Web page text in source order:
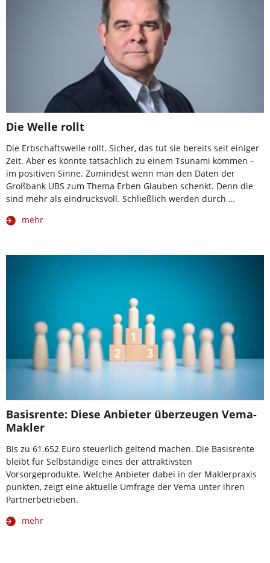
Die Welle rollt
Die Erbschaftswelle rollt. Sicher, das tut sie bereits seit einiger
Zeit. Aber es könnte tatsächlich zu einem Tsunami kommen –
im positiven Sinne. Zumindest wenn man den Daten der
Großbank UBS zum Thema Erben Glauben schenkt. Denn die
sind mehr als eindrucksvoll. Schließlich werden durch …
mehr
Basisrente: Diese Anbieter überzeugen Vema-
Makler
Bis zu 61.652 Euro steuerlich geltend machen. Die Basisrente
bleibt für Selbständige eines der attraktivsten
Vorsorgeprodukte. Welche Anbieter dabei in der Maklerpraxis
punkten, zeigt eine aktuelle Umfrage der Vema unter ihren
Partnerbetrieben.
mehr